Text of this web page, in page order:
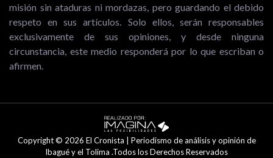
misión sin ataduras ni mordazas, pero guardando el debido
respeto en sus artículos. Solo ellos, serán responsables
exclusivamente de sus opiniones, y desde ninguna
circunstancia, este medio responderá por lo que escriban o
afirmen.
Copyright © 2026 El Cronista | Periodismo de análisis y opinión de
Ibagué y el Tolima .Todos los Derechos Reservados